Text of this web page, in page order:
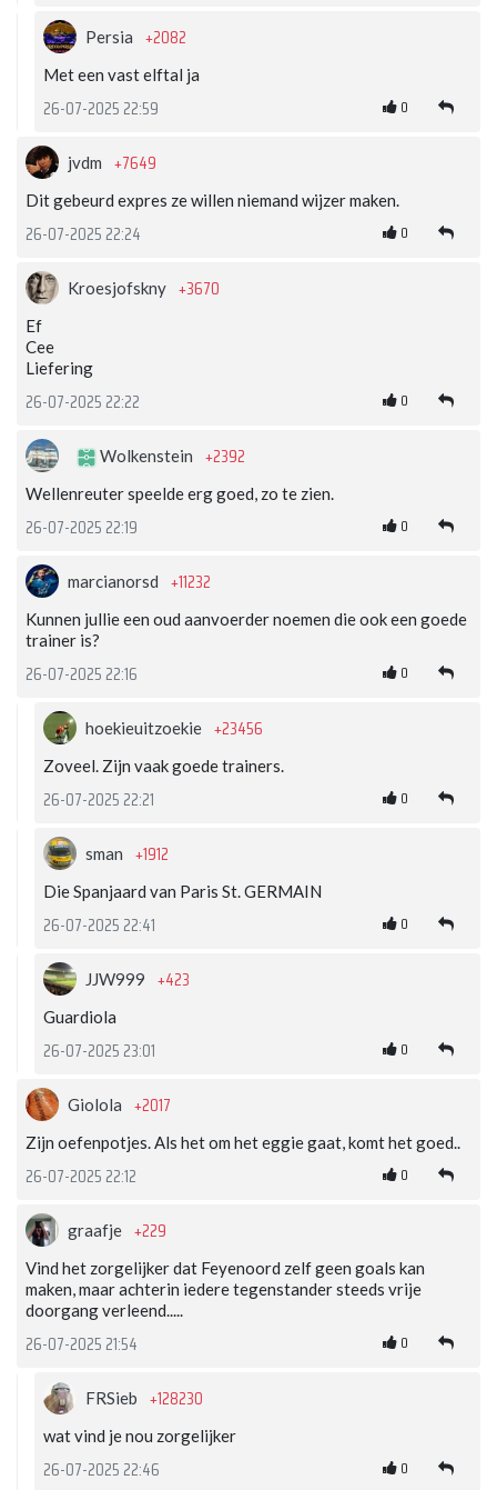
Persia +2082
Met een vast elftal ja
26-07-2025 22:59 0
jvdm +7649
Dit gebeurd expres ze willen niemand wijzer maken.
26-07-2025 22:24 0
Kroesjofskny +3670
Ef
Cee
Liefering
26-07-2025 22:22 0
Wolkenstein +2392
Wellenreuter speelde erg goed, zo te zien.
26-07-2025 22:19 0
marcianorsd +11232
Kunnen jullie een oud aanvoerder noemen die ook een goede
trainer is?
26-07-2025 22:16 0
hoekieuitzoekie +23456
Zoveel. Zijn vaak goede trainers.
26-07-2025 22:21 0
sman +1912
Die Spanjaard van Paris St. GERMAIN
26-07-2025 22:41 0
JJW999 +423
Guardiola
26-07-2025 23:01 0
Giolola +2017
Zijn oefenpotjes. Als het om het eggie gaat, komt het goed..
26-07-2025 22:12 0
graafje +229
Vind het zorgelijker dat Feyenoord zelf geen goals kan
maken, maar achterin iedere tegenstander steeds vrije
doorgang verleend.....
26-07-2025 21:54 0
FRSieb +128230
wat vind je nou zorgelijker
26-07-2025 22:46 0